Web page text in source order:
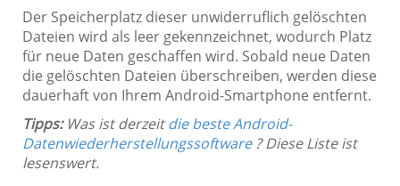
Der Speicherplatz dieser unwiderruflich gelöschten
Dateien wird als leer gekennzeichnet, wodurch Platz
für neue Daten geschaffen wird. Sobald neue Daten
die gelöschten Dateien überschreiben, werden diese
dauerhaft von Ihrem Android-Smartphone entfernt.
Tipps: Was ist derzeitdie beste Android-
Datenwiederherstellungssoftware? Diese Liste ist
lesenswert.